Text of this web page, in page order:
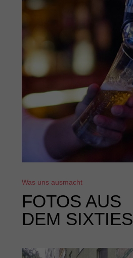
Was uns ausmacht
FOTOS AUS
DEM SIXTIES